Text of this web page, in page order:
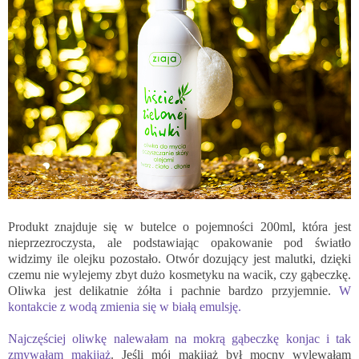
Produkt znajduje się w butelce o pojemności 200ml, która jest
nieprzezroczysta, ale podstawiając opakowanie pod światło
widzimy ile olejku pozostało. Otwór dozujący jest malutki, dzięki
czemu nie wylejemy zbyt dużo kosmetyku na wacik, czy gąbeczkę.
Oliwka jest delikatnie żółta i pachnie bardzo przyjemnie. W
kontakcie z wodą zmienia się w białą emulsję.
Najczęściej oliwkę nalewałam na mokrą gąbeczkę konjac i tak
zmywałam makijaż. Jeśli mój makijaż był mocny wylewałam